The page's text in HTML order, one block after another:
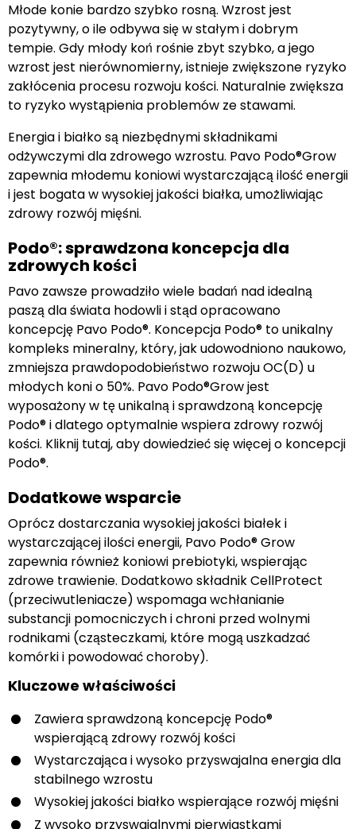
Młode konie bardzo szybko rosną. Wzrost jest
pozytywny, o ile odbywa się w stałym i dobrym
tempie. Gdy młody koń rośnie zbyt szybko, a jego
wzrost jest nierównomierny, istnieje zwiększone ryzyko
zakłócenia procesu rozwoju kości. Naturalnie zwiększa
to ryzyko wystąpienia problemów ze stawami.
Energia i białko są niezbędnymi składnikami
odżywczymi dla zdrowego wzrostu. Pavo Podo®Grow
zapewnia młodemu koniowi wystarczającą ilość energii
i jest bogata w wysokiej jakości białka, umożliwiając
zdrowy rozwój mięśni.
Podo®: sprawdzona koncepcja dla
zdrowych kości
Pavo zawsze prowadziło wiele badań nad idealną
paszą dla świata hodowli i stąd opracowano
koncepcję Pavo Podo®. Koncepcja Podo® to unikalny
kompleks mineralny, który, jak udowodniono naukowo,
zmniejsza prawdopodobieństwo rozwoju OC(D) u
młodych koni o 50%. Pavo Podo®Grow jest
wyposażony w tę unikalną i sprawdzoną koncepcję
Podo® i dlatego optymalnie wspiera zdrowy rozwój
kości. Kliknij tutaj, aby dowiedzieć się więcej o koncepcji
Podo®.
Dodatkowe wsparcie
Oprócz dostarczania wysokiej jakości białek i
wystarczającej ilości energii, Pavo Podo® Grow
zapewnia również koniowi prebiotyki, wspierając
zdrowe trawienie. Dodatkowo składnik CellProtect
(przeciwutleniacze) wspomaga wchłanianie
substancji pomocniczych i chroni przed wolnymi
rodnikami (cząsteczkami, które mogą uszkadzać
komórki i powodować choroby).
Kluczowe właściwości
Zawiera sprawdzoną koncepcję Podo®
wspierającą zdrowy rozwój kości
Wystarczająca i wysoko przyswajalna energia dla
stabilnego wzrostu
Wysokiej jakości białko wspierające rozwój mięśni
Z wysoko przyswajalnymi pierwiastkami